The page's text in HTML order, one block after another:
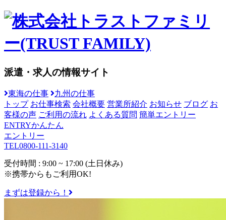
派遣・求人の情報サイト
東海の仕事
九州の仕事
トップ お仕事検索 会社概要 営業所紹介 お知らせ ブログ お
客様の声 ご利用の流れ よくある質問 簡単エントリー
ENTRYかんたん
エントリー
TEL0800-111-3140
受付時間 : 9:00 ~ 17:00 (土日休み)
※携帯からもご利用OK!
まずは登録から！